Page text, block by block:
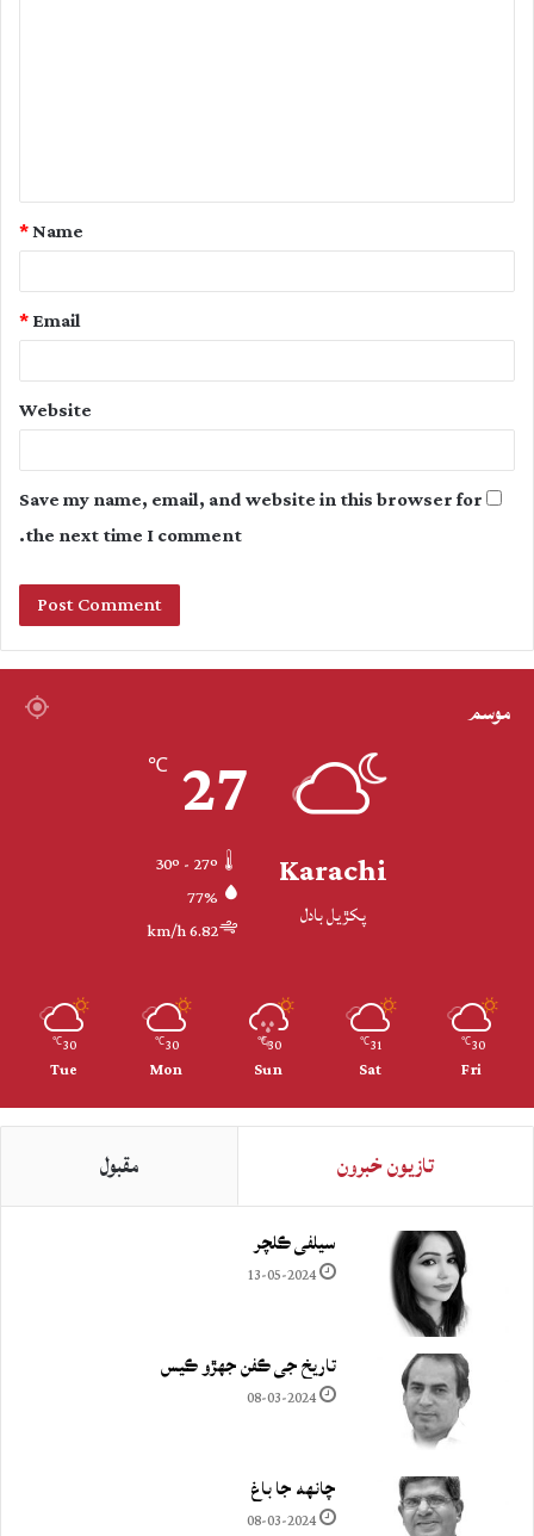
t
Name
*
Email
*
Website
Save my name, email, and website in this browser for
the next time I comment.
موسم
Karachi
پکڙيل بادل
27
℃
77%
6.82 km/h
30
℃
Fri
31
℃
Sat
30
℃
Sun
30
℃
Mon
30
℃
Tue
تازيون خبرون مقبول
سيلفي ڪلچر
13-05-2024
تاريخ جي ڪفن جھڙو ڪيس
08-03-2024
چانهه جا باغ
08-03-2024